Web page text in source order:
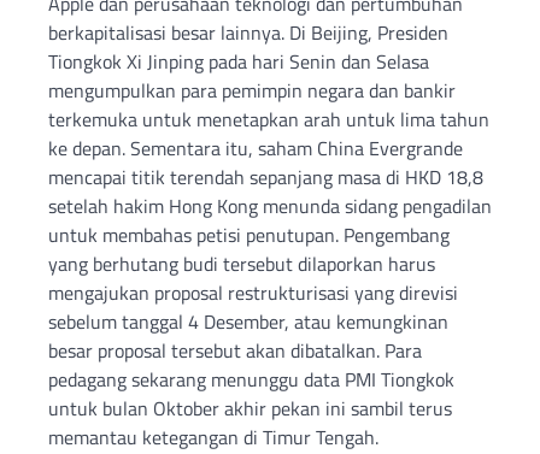
berkapitalisasi besar lainnya. Di Beijing, Presiden
Tiongkok Xi Jinping pada hari Senin dan Selasa
mengumpulkan para pemimpin negara dan bankir
terkemuka untuk menetapkan arah untuk lima tahun
ke depan. Sementara itu, saham China Evergrande
mencapai titik terendah sepanjang masa di HKD 18,8
setelah hakim Hong Kong menunda sidang pengadilan
untuk membahas petisi penutupan. Pengembang
yang berhutang budi tersebut dilaporkan harus
mengajukan proposal restrukturisasi yang direvisi
sebelum tanggal 4 Desember, atau kemungkinan
besar proposal tersebut akan dibatalkan. Para
pedagang sekarang menunggu data PMI Tiongkok
untuk bulan Oktober akhir pekan ini sambil terus
memantau ketegangan di Timur Tengah.